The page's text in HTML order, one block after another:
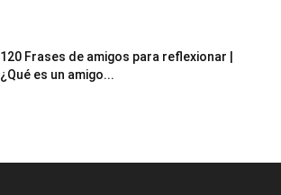
120 Frases de amigos para reflexionar |
¿Qué es un amigo...